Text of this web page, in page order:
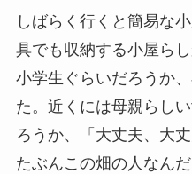
しばらく行くと簡易な
具でも収納する小屋ら
小学生ぐらいだろうか
た。近くには母親らし
ろうか、「大丈夫、大
たぶんこの畑の人なん